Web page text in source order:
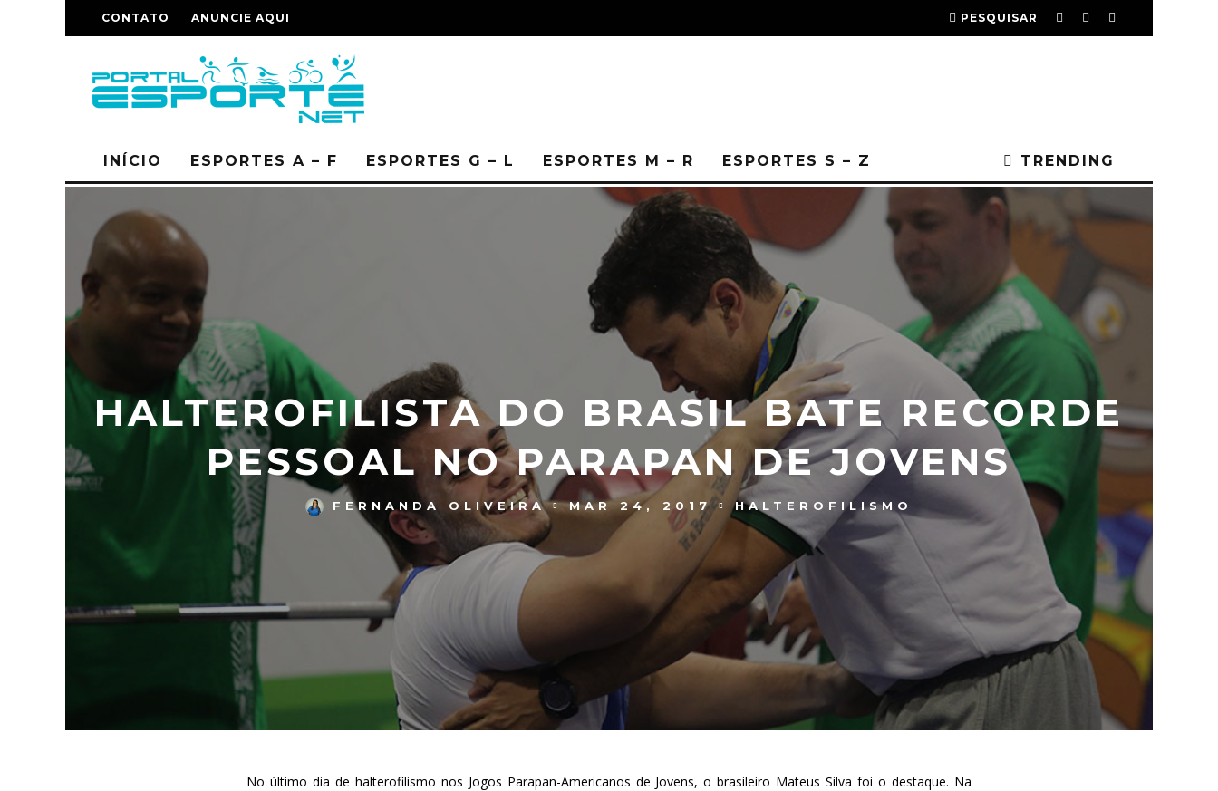
CONTATO ANUNCIE AQUI PESQUISAR
INÍCIO ESPORTES A – F ESPORTES G – L ESPORTES M – R ESPORTES S – Z TRENDING
HALTEROFILISTA DO BRASIL BATE RECORDE
PESSOAL NO PARAPAN DE JOVENS
FERNANDA OLIVEIRA MAR 24, 2017 HALTEROFILISMO
No último dia de halterofilismo nos Jogos Parapan-Americanos de Jovens, o brasileiro Mateus Silva foi o destaque. Na